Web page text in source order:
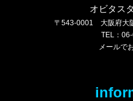
オビタス
〒543-0001 大阪府大
TEL：
メールで